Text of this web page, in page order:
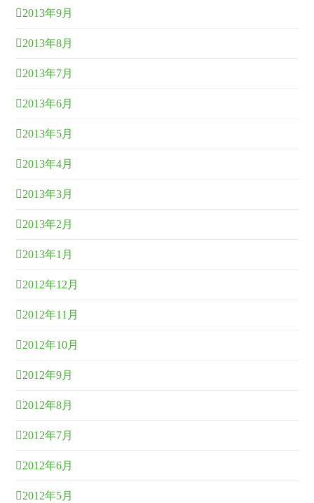
2013年9月
2013年8月
2013年7月
2013年6月
2013年5月
2013年4月
2013年3月
2013年2月
2013年1月
2012年12月
2012年11月
2012年10月
2012年9月
2012年8月
2012年7月
2012年6月
2012年5月